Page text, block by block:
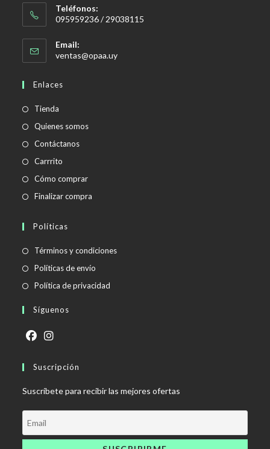
Teléfonos:
095959236 / 29038115
Email:
ventas@opaa.uySe
Enlaces
Tienda
Quienes somos
Contáctanos
Carrrito
Cómo comprar
Finalizar compra
Políticas
Términos y condicionesSe
Políticas de envío
abre
Política de privacidad
Síguenos
abre
una
nueva
pestaña
abre
una
nueva
pestaña
Suscripción
Suscríbete para recibir las mejores ofertas